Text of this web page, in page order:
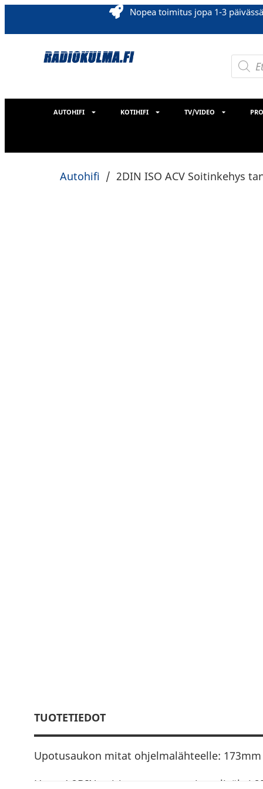
Nopea toimitus jopa 1-3 päivässä
AUTOHIFI KOTIHIFI TV/VIDEO
Autohifi / 2DIN ISO ACV Soitinkehys
TUOTETIEDOT
Upotusaukon mitat ohjelmalähteelle:
Huom! 2DIN soitinta varten tarvitset lisäksi